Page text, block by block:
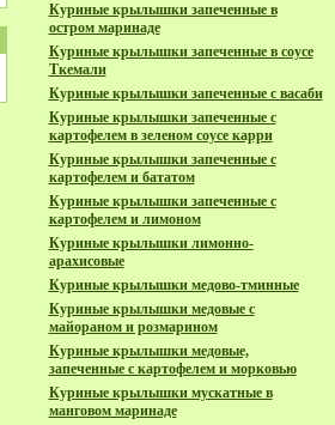
Куриные крылышки запеченные в
остром маринаде
Куриные крылышки запеченные в соусе
Ткемали
Куриные крылышки запеченные с васаби
Куриные крылышки запеченные с
картофелем в зеленом соусе карри
Куриные крылышки запеченные с
картофелем и бататом
Куриные крылышки запеченные с
картофелем и лимоном
Куриные крылышки лимонно-
арахисовые
Куриные крылышки медово-тминные
Куриные крылышки медовые с
майораном и розмарином
Куриные крылышки медовые,
запеченные с картофелем и морковью
Куриные крылышки мускатные в
манговом маринаде